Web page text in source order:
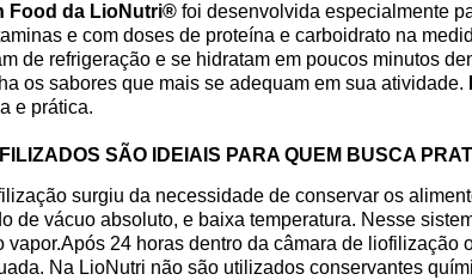
Food da LioNutri® foi desenvolvida especialmente
e com doses de proteína e carboidrato na
de refrigeração e se hidratam em poucos minutos
os sabores que mais se adequam em sua atividade.
e prática.
SÃO IDEIAIS PARA QUEM BUSCA
surgiu da necessidade de conservar os
de vácuo absoluto, e baixa temperatura. Nesse
vapor.Após 24 horas dentro da câmara de
Na LioNutri não são utilizados conservantes